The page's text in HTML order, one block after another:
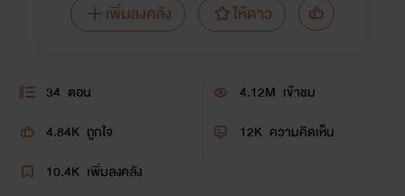
เพิ่มลงคลัง
ให้ดาว
34 ตอน 4.12M เข้าชม
4.84K ถูกใจ 12K ความคิดเห็น
10.4K เพิ่มลงคลัง